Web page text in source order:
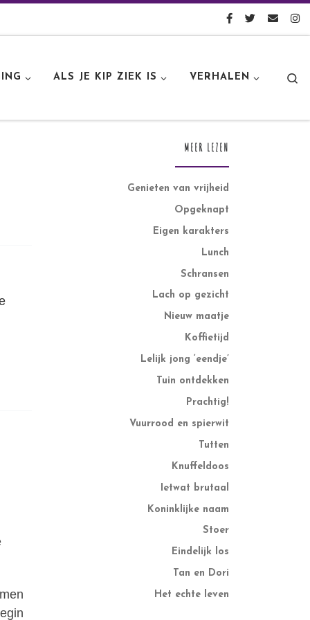
ALS JE KIP ZIEK IS VERHALEN
MEER LEZEN
Genieten van vrijheid
Opgeknapt
Eigen karakters
Lunch
Schransen
Lach op gezicht
Nieuw maatje
Koffietijd
Lelijk jong ‘eendje’
Tuin ontdekken
Prachtig!
Vuurrood en spierwit
Tutten
Knuffeldoos
Ietwat brutaal
Koninklijke naam
Stoer
Eindelijk los
Tan en Dori
Het echte leven